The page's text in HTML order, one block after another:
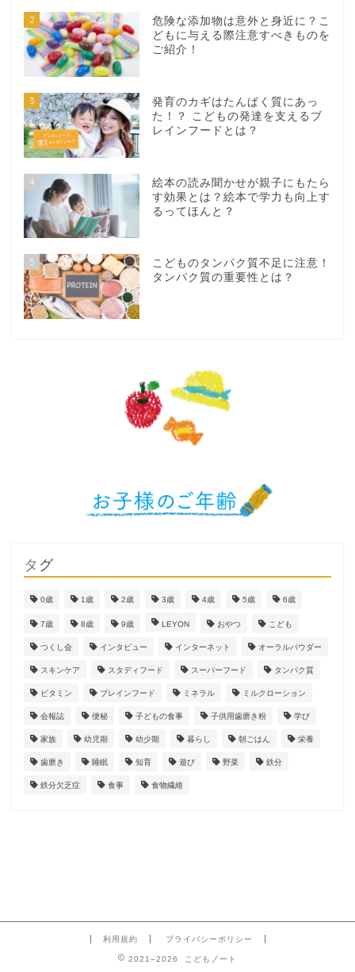
2
危険な添加物は意外と身近に？こ
どもに与える際注意すべきものを
ご紹介！
3
発育のカギはたんぱく質にあっ
た！？ こどもの発達を支えるブ
レインフードとは？
4
絵本の読み聞かせが親子にもたら
す効果とは？絵本で学力も向上す
るってほんと？
5
こどものタンパク質不足に注意！
タンパク質の重要性とは？
タグ
0歳 1歳 2歳 3歳 4歳 5歳 6歳
7歳 8歳 9歳 LEYON おやつ こども
つくし会 インタビュー インターネット オーラルパウダー
スキンケア スタディフード スーパーフード タンパク質
ビタミン ブレインフード ミネラル ミルクローション
会報誌 便秘 子どもの食事 子供用歯磨き粉 学び
家族 幼児期 幼少期 暮らし 朝ごはん 栄養
歯磨き 睡眠 知育 遊び 野菜 鉄分
鉄分欠乏症 食事 食物繊維
利用規約 プライバシーポリシー
2021–2026 こどもノート